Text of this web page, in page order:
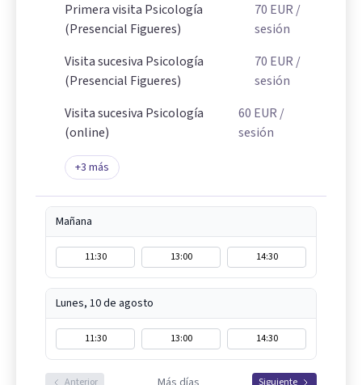
Primera visita Psicología
(Presencial Figueres)
70 EUR /
sesión
Visita sucesiva Psicología
(Presencial Figueres)
70 EUR /
sesión
Visita sucesiva Psicología
(online)
60 EUR /
sesión
+3 más
Mañana
11:30 13:00 14:30
Lunes, 10 de agosto
11:30 13:00 14:30